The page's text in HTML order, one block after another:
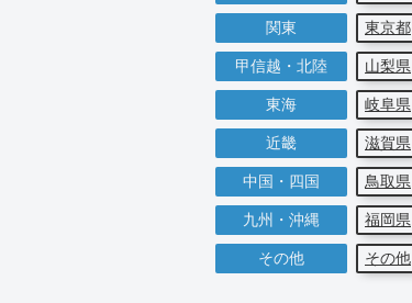
関東
東京都
甲信越・北陸
山梨県
東海
岐阜県
近畿
滋賀県
中国・四国
鳥取県
九州・沖縄
福岡県
その他
その他